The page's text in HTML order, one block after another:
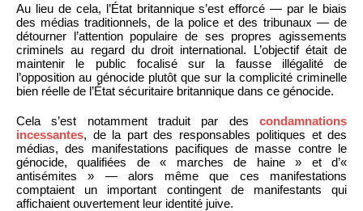
Au lieu de cela, l’État britannique s’est efforcé — par le biais
des médias traditionnels, de la police et des tribunaux — de
détourner l’attention populaire de ses propres agissements
criminels au regard du droit international. L’objectif était de
maintenir le public focalisé sur la fausse illégalité de
l’opposition au génocide plutôt que sur la complicité criminelle
bien réelle de l’État sécuritaire britannique dans ce génocide.
Cela s’est notamment traduit par des condamnations
incessantes, de la part des responsables politiques et des
médias, des manifestations pacifiques de masse contre le
génocide, qualifiées de « marches de haine » et d’«
antisémites » — alors même que ces manifestations
comptaient un important contingent de manifestants qui
affichaient ouvertement leur identité juive.